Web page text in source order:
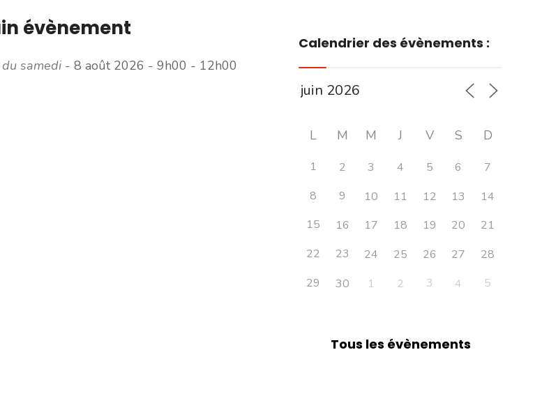
évènement
samedi - 8 août 2026 - 9h00 - 12h00
Calendrier des évènements :
L M M J V S D
1 2 3 4 5 6
7
8
9 10 11 12 13
14
15
16 17 18 19 20
21
22
23 24 25 26 27
28
29
30 1 2 3 4 5
Tous les évènements